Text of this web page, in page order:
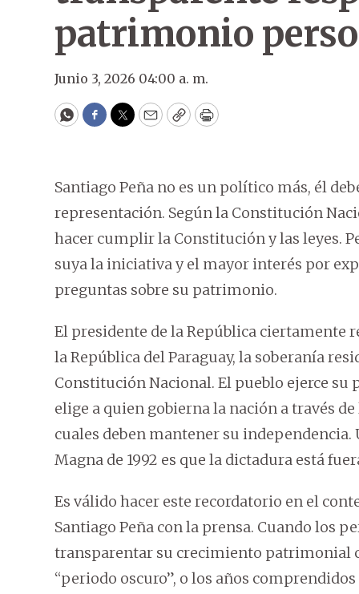
patrimonio
Junio 3, 2026 04:00 a. m.
WhatsApp
Facebook
Twitter
EmailCopyPrint
Santiago Peña no es un político más, él
representación. Según la Constitución
hacer cumplir la Constitución y las leyes.
suya la iniciativa y el mayor interés por
preguntas sobre su patrimonio.
El presidente de la República ciertamente
la República del Paraguay, la soberanía
Constitución Nacional. El pueblo ejerce su
elige a quien gobierna la nación a través
cuales deben mantener su
Magna de 1992 es que la dictadura está
Es válido hacer este recordatorio en el
Santiago Peña con la prensa. Cuando los
transparentar su crecimiento patrimonial
“periodo oscuro”, o los años